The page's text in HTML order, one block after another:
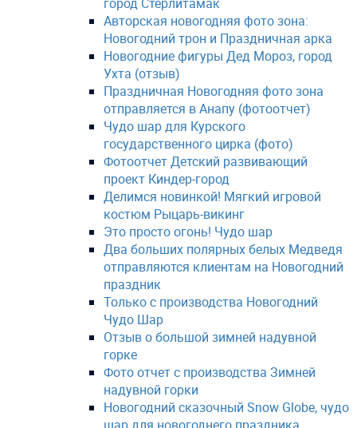
Авторская новогодняя фото зона:
Новогодний трон и Праздничная арка
Новогодние фигуры Дед Мороз, город
Ухта (отзыв)
Праздничная Новогодняя фото зона
отправляется в Анапу (фотоотчет)
Чудо шар для Курского
государственного цирка (фото)
Фотоотчет Детский развивающий
проект Киндер-город
Делимся новинкой! Мягкий игровой
костюм Рыцарь-викинг
Это просто огонь! Чудо шар
Два больших полярных белых Медведя
отправляются клиентам на Новогодний
праздник
Только с производства Новогодний
Чудо Шар
Отзыв о большой зимней надувной
горке
Фото отчет с производства Зимней
надувной горки
Новогодний сказочный Snow Globe, чудо